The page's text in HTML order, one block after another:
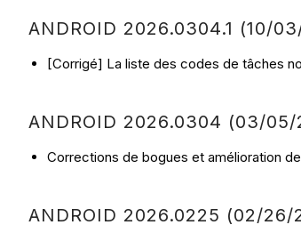
ANDROID 2026.0304.1 (10/
[Corrigé] La liste des codes de tâches
ANDROID 2026.0304 (03/05/
Corrections de bogues et amélioration
ANDROID 2026.0225 (02/26/